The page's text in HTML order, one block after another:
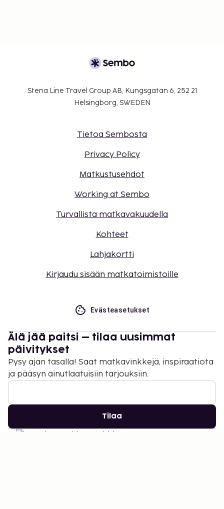
Stena Line Travel Group AB, Kungsgatan 6, 252 21
Helsingborg, SWEDEN
Tietoa Sembosta
Privacy Policy
Matkustusehdot
Working at Sembo
Turvallista matkavakuudella
Kohteet
Lahjakortti
Kirjaudu sisään matkatoimistoille
Evästeasetukset
Älä jää paitsi – tilaa uusimmat
päivitykset
Pysy ajan tasalla! Saat matkavinkkejä, inspiraatiota
ja pääsyn ainutlaatuisiin tarjouksiin.
Tilaa